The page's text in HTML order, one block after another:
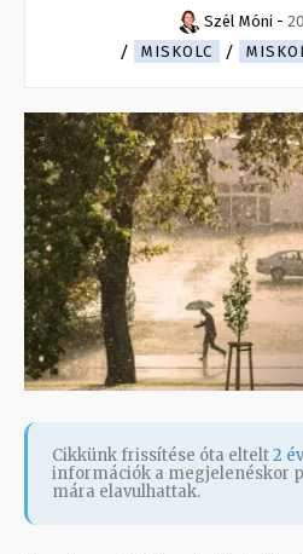
Szél Móni -
MISKOLC
Cikkünk frissítése óta eltelt2 év
információk a megjelenéskor
mára elavulhattak.